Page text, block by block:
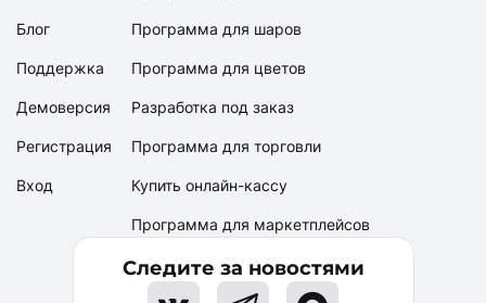
Блог
Поддержка
Демоверсия
Регистрация
Вход
Программа для шаров
Программа для цветов
Разработка под заказ
Программа для торговли
Купить онлайн-кассу
Программа для маркетплейсов
Следите за новостями